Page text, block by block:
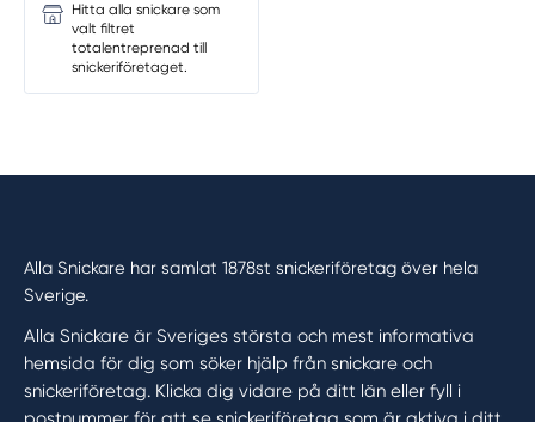
Hitta alla snickare som
valt filtret
totalentreprenad till
snickeriföretaget.
Alla Snickare har samlat 1878st snickeriföretag över hela
Sverige.
Alla Snickare är Sveriges största och mest informativa
hemsida för dig som söker hjälp från snickare och
snickeriföretag. Klicka dig vidare på ditt län eller fyll i